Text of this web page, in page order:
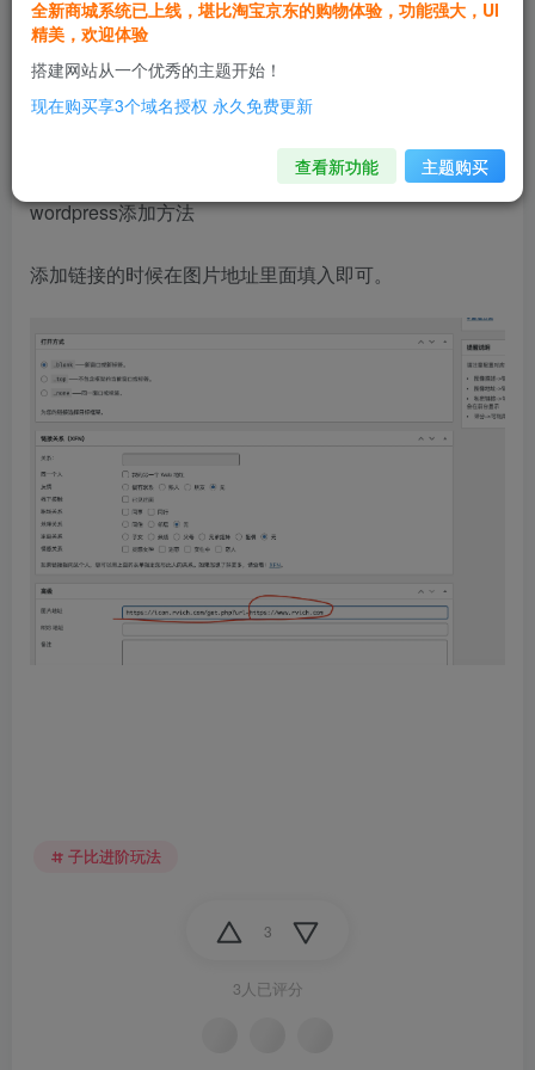
代码嵌入： <img
wordpress添加方法
添加链接的时候在图片地址里面填入即可。
子比进阶玩法
3
3人已评分
全新商城系统已上线，堪比淘宝京东的购物体验，功能强大，UI
精美，欢迎体验
搭建网站从一个优秀的主题开始！
现在购买享3个域名授权 永久免费更新
查看新功能 主题购买